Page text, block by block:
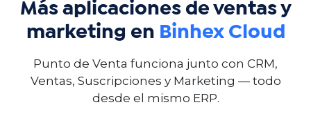
Más aplicaciones de ventas y
marketing en Binhex Cloud
Punto de Venta funciona junto con CRM,
Ventas, Suscripciones y Marketing — todo
desde el mismo ERP.